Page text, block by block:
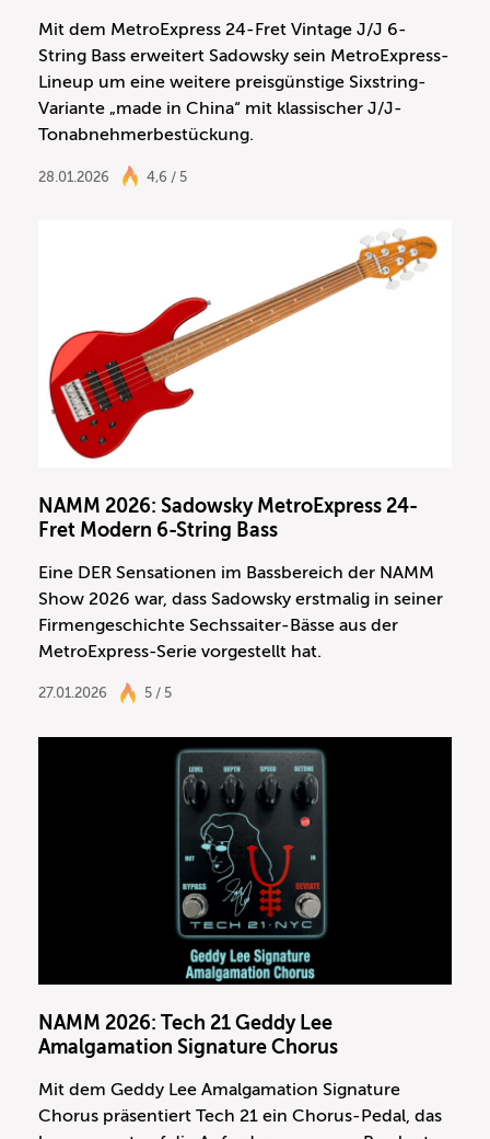
Mit dem MetroExpress 24-Fret Vintage J/J 6-
String Bass erweitert Sadowsky sein MetroExpress-
Lineup um eine weitere preisgünstige Sixstring-
Variante „made in China“ mit klassischer J/J-
Tonabnehmerbestückung.
28.01.2026 4,6 / 5
NAMM 2026: Sadowsky MetroExpress 24-
Fret Modern 6-String Bass
Eine DER Sensationen im Bassbereich der NAMM
Show 2026 war, dass Sadowsky erstmalig in seiner
Firmengeschichte Sechssaiter-Bässe aus der
MetroExpress-Serie vorgestellt hat.
27.01.2026 5 / 5
NAMM 2026: Tech 21 Geddy Lee
Amalgamation Signature Chorus
Mit dem Geddy Lee Amalgamation Signature
Chorus präsentiert Tech 21 ein Chorus-Pedal, das